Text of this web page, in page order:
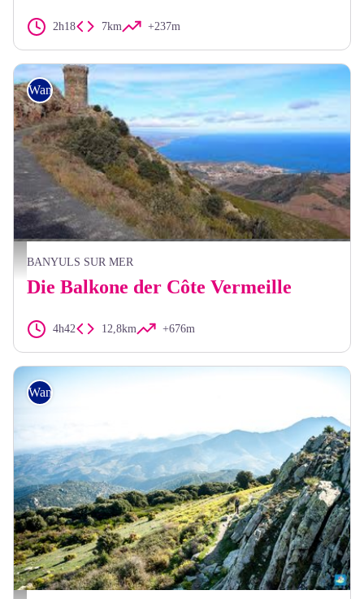
2h18 7km +237m
Tour Madeloc - elcoste
Wandern
BANYULS SUR MER
Die Balkone der Côte Vermeille
4h42 12,8km +676m
Wandern